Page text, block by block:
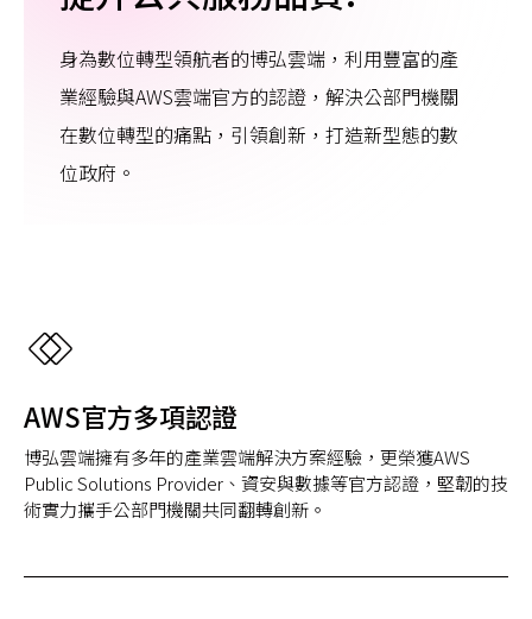
身為數位轉型領航者的博弘雲端，利用豐富的產
業經驗與AWS雲端官方的認證，解決公部門機關
在數位轉型的痛點，引領創新，打造新型態的數
位政府。
AWS官方多項認證
博弘雲端擁有多年的產業雲端解決方案經驗，更榮獲AWS
Public Solutions Provider、資安與數據等官方認證，堅韌的技
術實力攜手公部門機關共同翻轉創新。